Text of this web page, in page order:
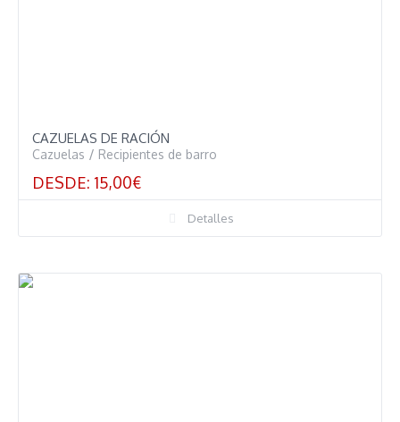
CAZUELAS DE RACIÓN
Cazuelas / Recipientes de barro
DESDE: 15,00€
Detalles